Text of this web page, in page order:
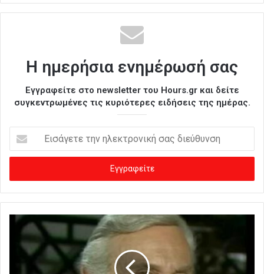
Η ημερήσια ενημέρωσή σας
Εγγραφείτε στο newsletter του Hours.gr και δείτε
συγκεντρωμένες τις κυριότερες ειδήσεις της ημέρας.
σ
γ
ε